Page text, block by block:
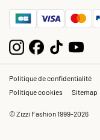
Politique de confidentialité
Politique cookies
Sitemap
© Zizzi Fashion 1999-2026